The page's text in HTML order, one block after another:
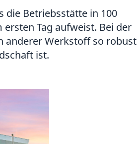
die Betriebsstätte in 100
Tag aufweist. Bei der
anderer Werkstoff so robust
ist.